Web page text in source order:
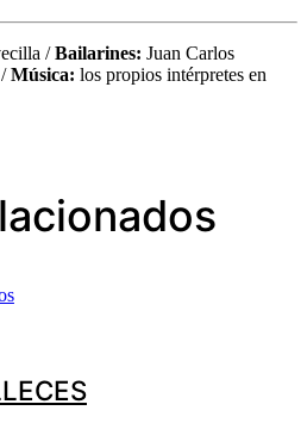
/Bailarines: Juan Carlos
Música: los propios intérpretes en